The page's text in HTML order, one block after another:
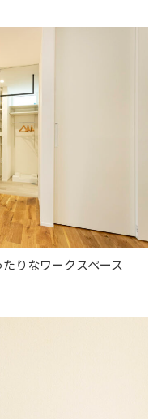
りなワークスペース